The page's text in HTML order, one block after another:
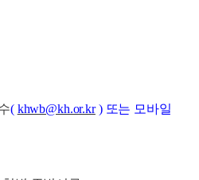
( khwb@kh.or.kr ) 또는 모바일